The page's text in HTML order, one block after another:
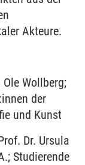
Akteure.
Wollberg;
der
und Kunst
Dr. Ursula
Studierende